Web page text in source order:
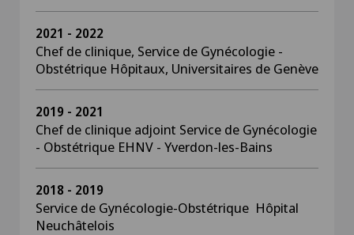
2021 - 2022
Chef de clinique, Service de Gynécologie -
Obstétrique Hôpitaux, Universitaires de Genève
2019 - 2021
Chef de clinique adjoint Service de Gynécologie
- Obstétrique EHNV - Yverdon-les-Bains
2018 - 2019
Service de Gynécologie-Obstétrique Hôpital
Neuchâtelois